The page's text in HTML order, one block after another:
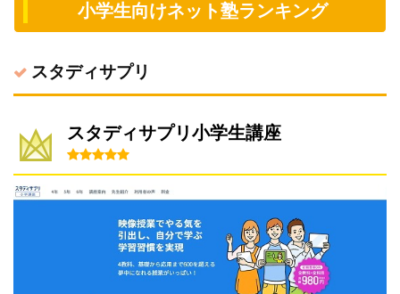
小学生向けネット塾ランキング
スタディサプリ
スタディサプリ小学生講座